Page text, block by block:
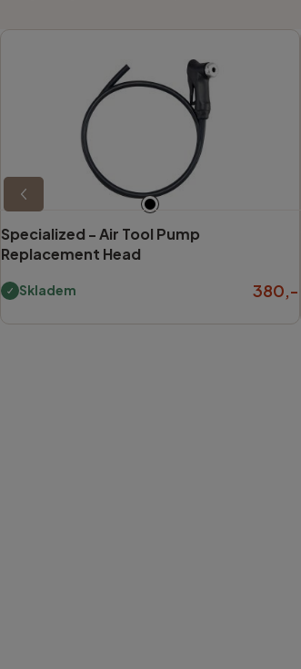
Specialized -Air Tool Pump
Replacement Head
Skladem 380,-